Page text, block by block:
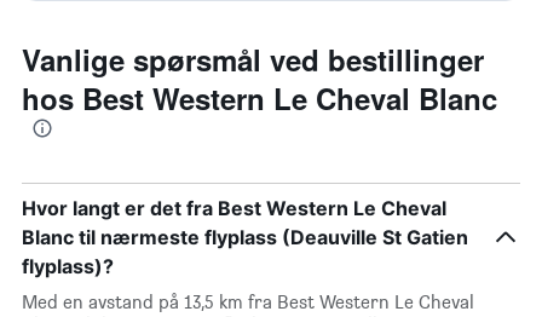
Vanlige spørsmål ved bestillinger
hos Best Western Le Cheval Blanc
Hvor langt er det fra Best Western Le Cheval
Blanc til nærmeste flyplass (Deauville St Gatien
flyplass)?
Med en avstand på 13,5 km fra Best Western Le Cheval